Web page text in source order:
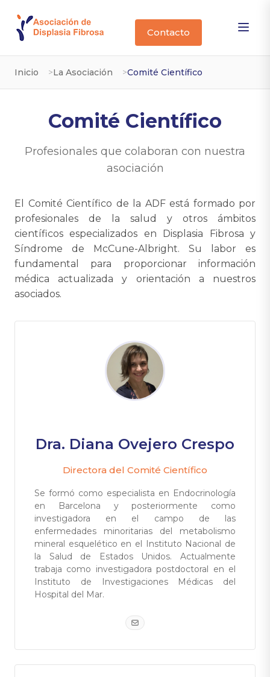
Contacto
Inicio La Asociación Comité Científico
Comité Científico
Profesionales que colaboran con nuestra
asociación
El Comité Científico de la ADF está formado por
profesionales de la salud y otros ámbitos
científicos especializados en Displasia Fibrosa y
Síndrome de McCune-Albright. Su labor es
fundamental para proporcionar información
médica actualizada y orientación a nuestros
asociados.
Dra. Diana Ovejero Crespo
Directora del Comité Científico
Se formó como especialista en Endocrinología
en Barcelona y posteriormente como
investigadora en el campo de las
enfermedades minoritarias del metabolismo
mineral esquelético en el Instituto Nacional de
la Salud de Estados Unidos. Actualmente
trabaja como investigadora postdoctoral en el
Instituto de Investigaciones Médicas del
Hospital del Mar.